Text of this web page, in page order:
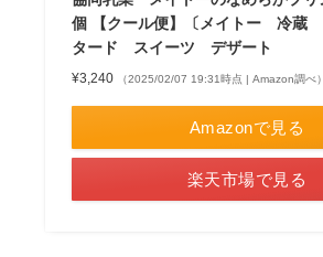
個 【クール便】〔メイトー 冷
タード スイーツ デザート
¥3,240 （2025/02/07 19:31時点 | Amazon調べ）
Amazonで見る
楽天市場で見る